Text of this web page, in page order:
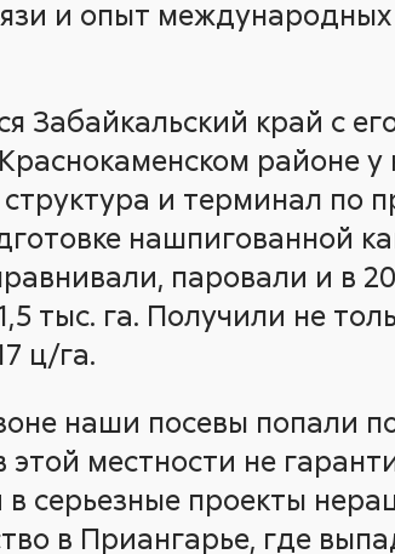
и опыт
Забайкальский край с
районе у
и терминал по
нашпигованной
паровали и в
тыс. га. Получили не
ц/га.
наши посевы попали
местности не
серьезные проекты
в Приангарье, где